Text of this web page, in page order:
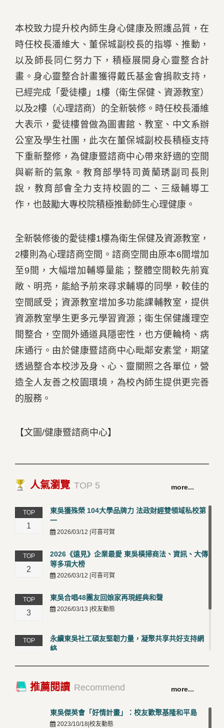
本校致力提升校內師生身心健康及照護品質，在
時任校長潘維大、董保城副校長的指導、推動，
以及師長同仁努力下，積極展開身心靈整合計
畫。身心靈整合計畫獲得戴氏基金會捐款支持，
已經完成「愛徒樓」1樓（衛生保健、資源教室）
以及2樓（心理諮商）的全新裝修。時任校長潘維
大表示，愛徒樓曾做為圖書館、教室、中文系辦
公室及學生社團，此次在董保城副校長積極支持
下重新整修，為健康暨諮商中心帶來舒適的空間
與嶄新的氣象。教育部學特司黃蘭琇副司長則
說，教育部會全力支持校園的二、三級輔導工
作，也鼓勵大專校院積極推動師生心理健康。
全新裝修後的愛徒樓1樓為衛生保健及資源教室，
2樓則為心理諮商空間。諮商空間由原本6間增加
至9間，大幅增加輔導量能；整體空間較先前寬
敞、明亮，能給予前來尋求輔導的同學，較佳的
空間感受；資源教室增加多功能課輔教室，提供
資源教室學生更多元學習資源；衛生保健護理空
間整合，空間外通道具隱密性，也方便輪椅、病
床通行。由於健康暨諮商中心毗鄰安素堂，期望
透過整合本校涉及身、心、靈關照之各單位，營
造全人友善之校園環境，為校內師生提供更完善
的服務。
【文圖/健康暨諮商中心】
人氣瀏覽 TOP 5 more...
TOP
1
東吳獲殊榮 104大學品牌力 法政財經雙領域私校第
一
2026/03/12 |可喜可賀
TOP
2
2026《遠見》企業最愛 東吳橫掃商法、資訊、大傳
等多項大榜
2026/03/12 |可喜可賀
TOP
3
東吳合唱48團友回娘家再現經典和聲
2026/03/13 |校友動態
TOP
永續東吳社工碩友堅韌力量，凝聚共享共好支持網
絡
TOP
卓越永續校園 東吳大學連奪 ISO 14001、45001 及
50001三大國際驗證殊榮
推薦閱讀 Recommend more...
東吳傑英會「好情計畫」：校友歡聚基隆和平島
2023/10/18|校友動態